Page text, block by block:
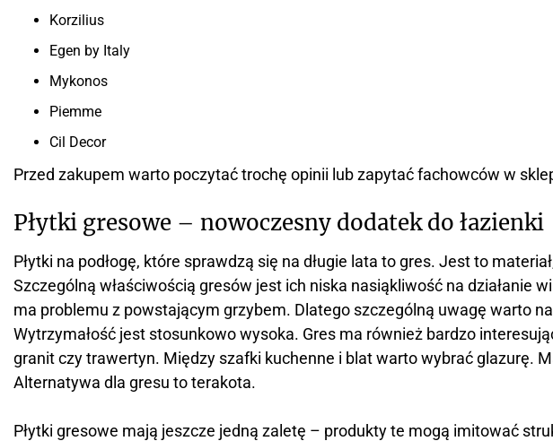
Korzilius
Egen by Italy
Mykonos
Piemme
Cil Decor
Przed zakupem warto poczytać trochę opinii lub zapytać fachowców w
Płytki gresowe – nowoczesny dodatek do łazienki
Płytki na podłogę, które sprawdzą się na długie lata to gres. Jest to
Szczególną właściwością gresów jest ich niska nasiąkliwość na działanie
ma problemu z powstającym grzybem. Dlatego szczególną uwagę warto
Wytrzymałość jest stosunkowo wysoka. Gres ma również bardzo
granit czy trawertyn. Między szafki kuchenne i blat warto wybrać glazurę.
Alternatywa dla gresu to terakota.
Płytki gresowe mają jeszcze jedną zaletę – produkty te mogą imitować